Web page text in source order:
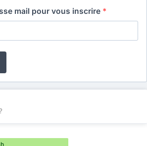
mail pour vous inscrire *